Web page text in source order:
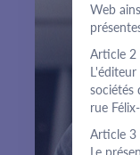
Web
Article 2
sociétés
rue
Article 3
Le